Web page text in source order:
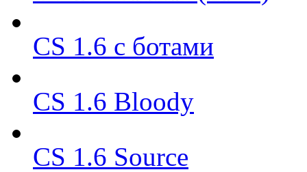
CS 1.6 с ботами
CS 1.6 Bloody
CS 1.6 Source